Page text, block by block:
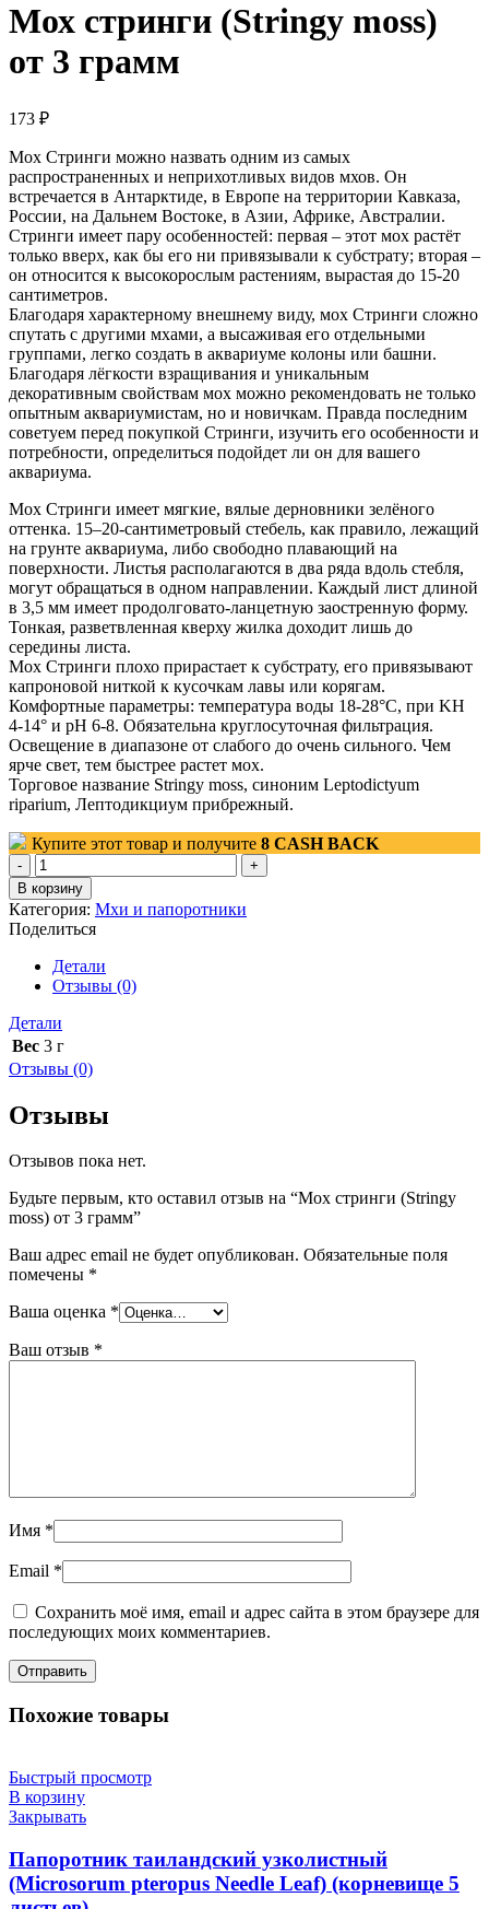
Мох стринги (Stringy moss)
от 3 грамм
173 ₽
Мох Стринги можно назвать одним из самых
распространенных и неприхотливых видов мхов. Он
встречается в Антарктиде, в Европе на территории Кавказа,
России, на Дальнем Востоке, в Азии, Африке, Австралии.
Стринги имеет пару особенностей: первая – этот мох растёт
только вверх, как бы его ни привязывали к субстрату; вторая –
он относится к высокорослым растениям, вырастая до 15-20
сантиметров.
Благодаря характерному внешнему виду, мох Стринги сложно
спутать с другими мхами, а высаживая его отдельными
группами, легко создать в аквариуме колоны или башни.
Благодаря лёгкости взращивания и уникальным
декоративным свойствам мох можно рекомендовать не только
опытным аквариумистам, но и новичкам. Правда последним
советуем перед покупкой Стринги, изучить его особенности и
потребности, определиться подойдет ли он для вашего
аквариума.
Мох Стринги имеет мягкие, вялые дерновники зелёного
оттенка. 15–20-сантиметровый стебель, как правило, лежащий
на грунте аквариума, либо свободно плавающий на
поверхности. Листья располагаются в два ряда вдоль стебля,
могут обращаться в одном направлении. Каждый лист длиной
в 3,5 мм имеет продолговато-ланцетную заостренную форму.
Тонкая, разветвленная кверху жилка доходит лишь до
середины листа.
Мох Стринги плохо прирастает к субстрату, его привязывают
капроновой ниткой к кусочкам лавы или корягам.
Комфортные параметры: температура воды 18-28°С, при KH
4-14° и pH 6-8. Обязательна круглосуточная фильтрация.
Освещение в диапазоне от слабого до очень сильного. Чем
ярче свет, тем быстрее растет мох.
Торговое название Stringy moss, синоним Leptodictyum
riparium, Лептодикциум прибрежный.
Купите этот товар и получите 8 CASH BACK
Количество
товара
Мох
стринги
(Stringy
moss)
от
грамм
В корзину
Категория: Мхи и папоротники
Поделиться
Детали
Отзывы (0)
Детали
Вес 3 г
Отзывы (0)
Отзывы
Отзывов пока нет.
Будьте первым, кто оставил отзыв на “Мох стринги (Stringy
moss) от 3 грамм”
Ваш адрес email не будет опубликован. Обязательные поля
помечены *
Ваша оценка *
Ваш отзыв *
Имя *
Email *
Сохранить моё имя, email и адрес сайта в этом браузере для
последующих моих комментариев.
Похожие товары
Быстрый просмотр
В корзину
Закрывать
Папоротник таиландский узколистный
(Microsorum pteropus Needle Leaf) (корневище 5